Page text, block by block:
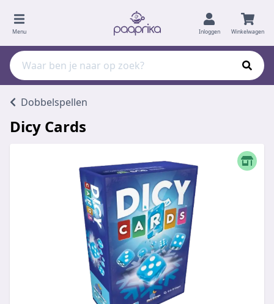
Menu Inloggen Winkelwagen
Dobbelspellen
Dicy Cards